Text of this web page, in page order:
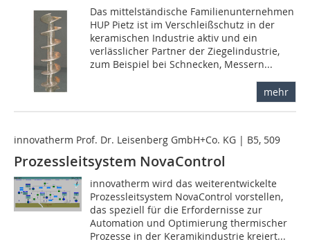
Das mittelständische Familienunternehmen
HUP Pietz ist im Verschleißschutz in der
keramischen Industrie aktiv und ein
verlässlicher Partner der Ziegelindustrie,
zum Beispiel bei Schnecken, Messern...
mehr
innovatherm Prof. Dr. Leisenberg GmbH+Co. KG | B5, 509
Prozessleitsystem NovaControl
innovatherm wird das weiterentwickelte
Prozessleitsystem NovaControl vorstellen,
das speziell für die Erfordernisse zur
Automation und Optimierung thermischer
Prozesse in der Keramikindustrie kreiert...